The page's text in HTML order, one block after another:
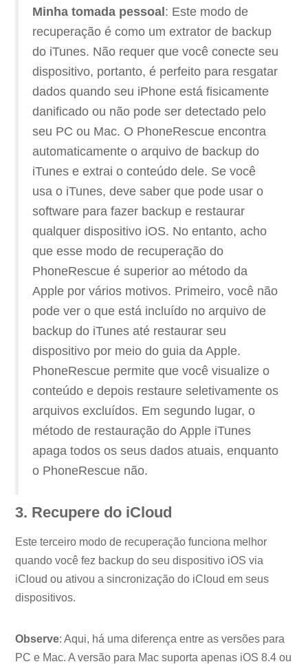
Minha tomada pessoal: Este modo de
recuperação é como um extrator de backup
do iTunes. Não requer que você conecte seu
dispositivo, portanto, é perfeito para resgatar
dados quando seu iPhone está fisicamente
danificado ou não pode ser detectado pelo
seu PC ou Mac. O PhoneRescue encontra
automaticamente o arquivo de backup do
iTunes e extrai o conteúdo dele. Se você
usa o iTunes, deve saber que pode usar o
software para fazer backup e restaurar
qualquer dispositivo iOS. No entanto, acho
que esse modo de recuperação do
PhoneRescue é superior ao método da
Apple por vários motivos. Primeiro, você não
pode ver o que está incluído no arquivo de
backup do iTunes até restaurar seu
dispositivo por meio do guia da Apple.
PhoneRescue permite que você visualize o
conteúdo e depois restaure seletivamente os
arquivos excluídos. Em segundo lugar, o
método de restauração do Apple iTunes
apaga todos os seus dados atuais, enquanto
o PhoneRescue não.
3. Recupere do iCloud
Este terceiro modo de recuperação funciona melhor
quando você fez backup do seu dispositivo iOS via
iCloud ou ativou a sincronização do iCloud em seus
dispositivos.
Observe: Aqui, há uma diferença entre as versões para
PC e Mac. A versão para Mac suporta apenas iOS 8.4 ou